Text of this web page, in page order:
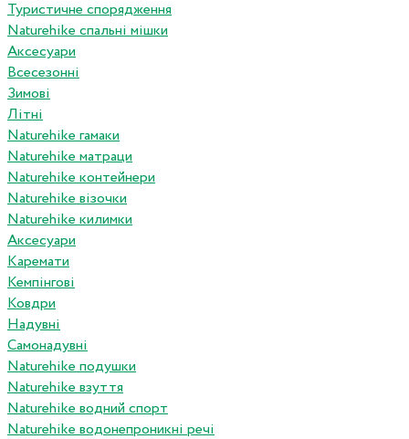
Туристичне спорядження
Naturehike спальні мішки
Аксесуари
Всесезонні
Зимові
Літні
Naturehike гамаки
Naturehike матраци
Naturehike контейнери
Naturehike візочки
Naturehike килимки
Аксесуари
Каремати
Кемпінгові
Ковдри
Надувні
Самонадувні
Naturehike подушки
Naturehike взуття
Naturehike водний спорт
Naturehike водонепроникні речі